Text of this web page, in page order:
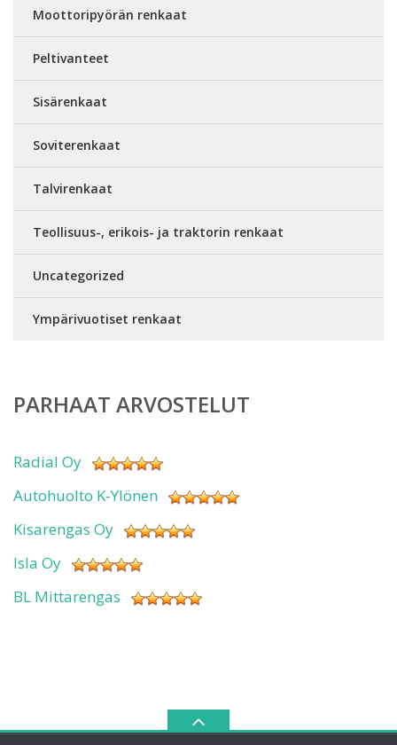
Moottoripyörän renkaat
Peltivanteet
Sisärenkaat
Soviterenkaat
Talvirenkaat
Teollisuus-, erikois- ja traktorin renkaat
Uncategorized
Ympärivuotiset renkaat
PARHAAT ARVOSTELUT
Radial Oy
Autohuolto K-Ylönen
Kisarengas Oy
Isla Oy
BL Mittarengas